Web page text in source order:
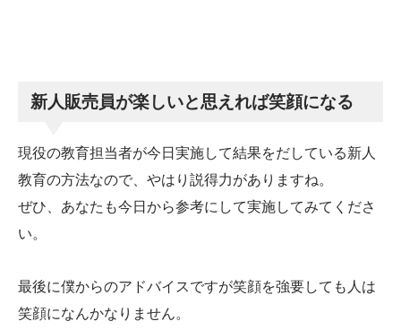
新人販売員が楽しいと思えれば笑顔になる
現役の教育担当者が今日実施して結果をだしている新人
教育の方法なので、やはり説得力がありますね。
ぜひ、あなたも今日から参考にして実施してみてくださ
い。
最後に僕からのアドバイスですが笑顔を強要しても人は
笑顔になんかなりません。